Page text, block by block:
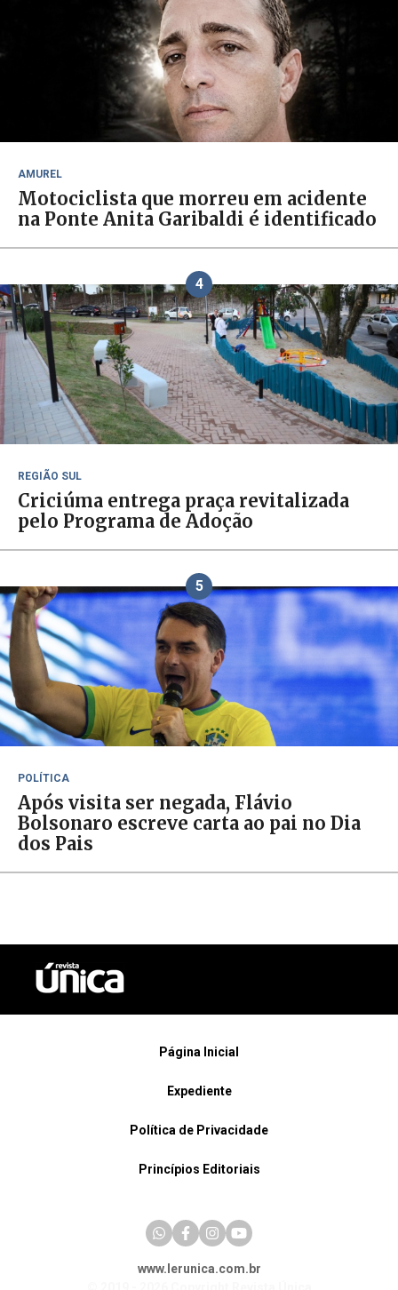
AMUREL
Motociclista que morreu em acidente
na Ponte Anita Garibaldi é identificado
4
REGIÃO SUL
Criciúma entrega praça revitalizada
pelo Programa de Adoção
5
POLÍTICA
Após visita ser negada, Flávio
Bolsonaro escreve carta ao pai no Dia
dos Pais
Página Inicial
Expediente
Política de Privacidade
Princípios Editoriais
www.lerunica.com.br